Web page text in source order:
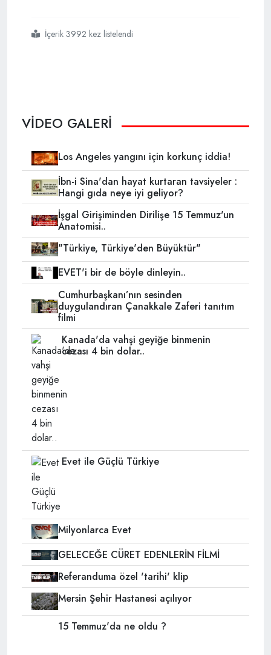
#kanada
#halkın
#islamı
#neden
#seçtiğini
#merak
#ediyorİçerik 3992 kez listelendi
VİDEO GALERİ
Los Angeles yangını için korkunç iddia!
İbn-i Sina'dan hayat kurtaran tavsiyeler :
Hangi gıda neye iyi geliyor?
İşgal Girişiminden Dirilişe 15 Temmuz'un
Anatomisi..
"Türkiye, Türkiye'den Büyüktür"
EVET'i bir de böyle dinleyin..
Cumhurbaşkanı’nın sesinden
duygulandıran Çanakkale Zaferi tanıtım
filmi
Kanada'da vahşi geyiğe binmenin
cezası 4 bin dolar..
Evet ile Güçlü Türkiye
Milyonlarca Evet
GELECEĞE CÜRET EDENLERİN FİLMİ
Referanduma özel 'tarihi' klip
Mersin Şehir Hastanesi açılıyor
15 Temmuz'da ne oldu ?